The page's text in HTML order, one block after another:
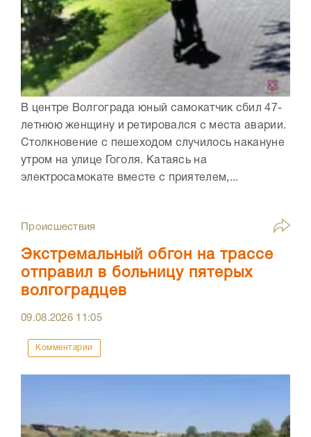
В центре Волгограда юный самокатчик сбил 47-
летнюю женщину и ретировался с места аварии.
Столкновение с пешеходом случилось накануне
утром на улице Гоголя. Катаясь на
электросамокате вместе с приятелем,...
Происшествия
Экстремальный обгон на трассе
отправил в больницу пятерых
волгоградцев
09.08.2026 11:05
Комментарии